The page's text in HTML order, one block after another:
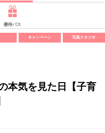
優待パス
キャンペーン 写真スタジオ
本気を見た日【子育